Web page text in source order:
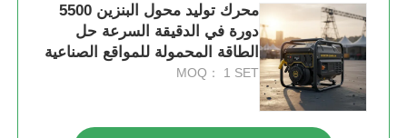
محرك توليد محول البنزين 5500
دورة في الدقيقة السرعة حل
الطاقة المحمولة للمواقع الصناعية
والأحداث في الهواء الطلق
MOQ： 1 SET